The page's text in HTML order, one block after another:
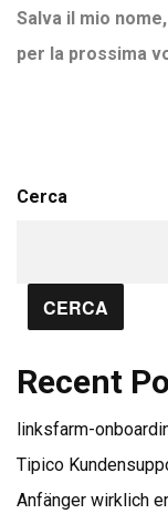
Salva il mio
per la prossima
Cerca
CERCA
Recent
linksfarm-
Tipico
Anfänger wirklich